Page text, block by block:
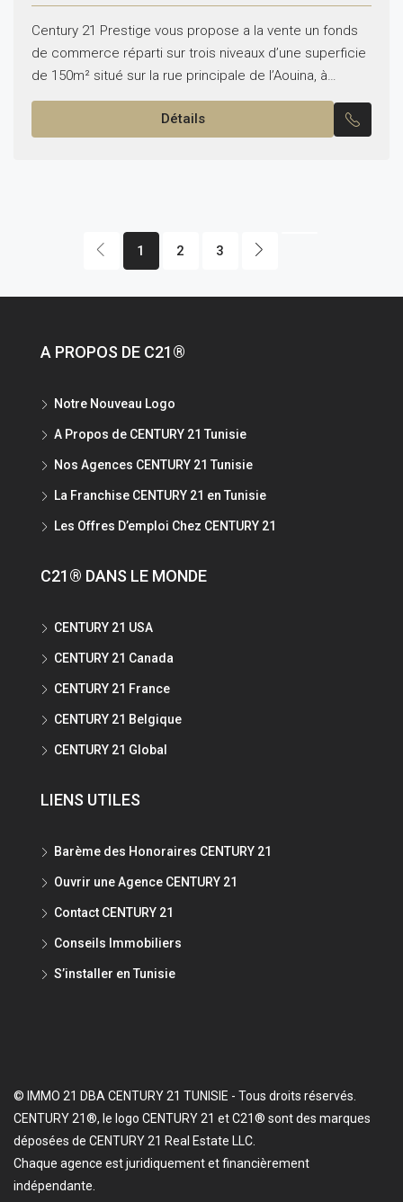
Century 21 Prestige vous propose a la vente un fonds
de commerce réparti sur trois niveaux d’une superficie
de 150m² situé sur la rue principale de l’Aouina, à
proximité de café downtown....
Détails
1 2 3
A PROPOS DE C21®
Notre Nouveau Logo
A Propos de CENTURY 21 Tunisie
Nos Agences CENTURY 21 Tunisie
La Franchise CENTURY 21 en Tunisie
Les Offres D’emploi Chez CENTURY 21
C21® DANS LE MONDE
CENTURY 21 USA
CENTURY 21 Canada
CENTURY 21 France
CENTURY 21 Belgique
CENTURY 21 Global
LIENS UTILES
Barème des Honoraires CENTURY 21
Ouvrir une Agence CENTURY 21
Contact CENTURY 21
Conseils Immobiliers
S’installer en Tunisie
© IMMO 21 DBA CENTURY 21 TUNISIE - Tous droits réservés.
CENTURY 21®, le logo CENTURY 21 et C21® sont des marques
déposées de CENTURY 21 Real Estate LLC.
Chaque agence est juridiquement et financièrement
indépendante.